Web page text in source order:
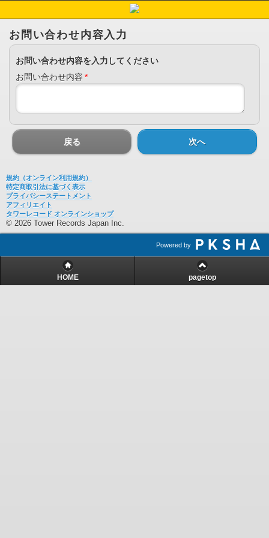
お問い合わせ内容入力
お問い合わせ内容を入力してください
お問い合わせ内容 *
戻る 次へ
規約（オンライン利用規約）
特定商取引法に基づく表示
プライバシーステートメント
アフィリエイト
タワーレコード オンラインショップ
© 2026 Tower Records Japan Inc.
Powered by
HOME pagetop